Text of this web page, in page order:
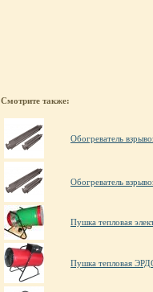
Смотрите также:
Обогреватель
Обогреватель
Пушка тепловая
Пушка тепловая